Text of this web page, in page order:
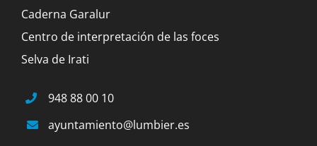
Caderna Garalur
Centro de interpretación de las foces
Selva de Irati
948 88 00 10
ayuntamiento@lumbier.es